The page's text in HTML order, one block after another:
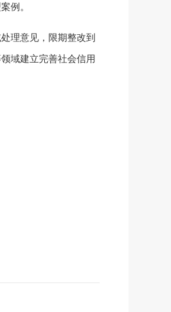
例。
理意见，限期整改到
域建立完善社会信用